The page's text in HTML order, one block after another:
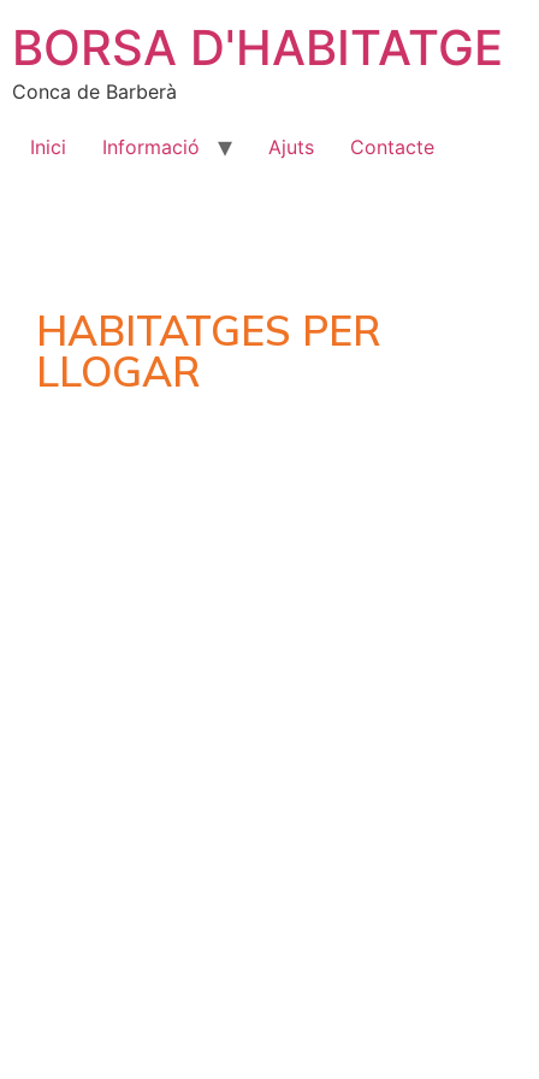
BORSA D'HABITATGE
Conca de Barberà
Inici Informació Ajuts Contacte
HABITATGES PER
LLOGAR